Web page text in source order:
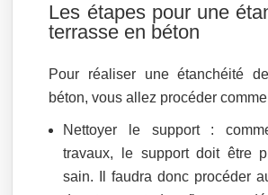
Les étapes pour une
terrasse en béton
Pour réaliser une étanchéité
béton, vous allez procéder
Nettoyer le support :
travaux, le support doit être
sain. Il faudra donc procéder